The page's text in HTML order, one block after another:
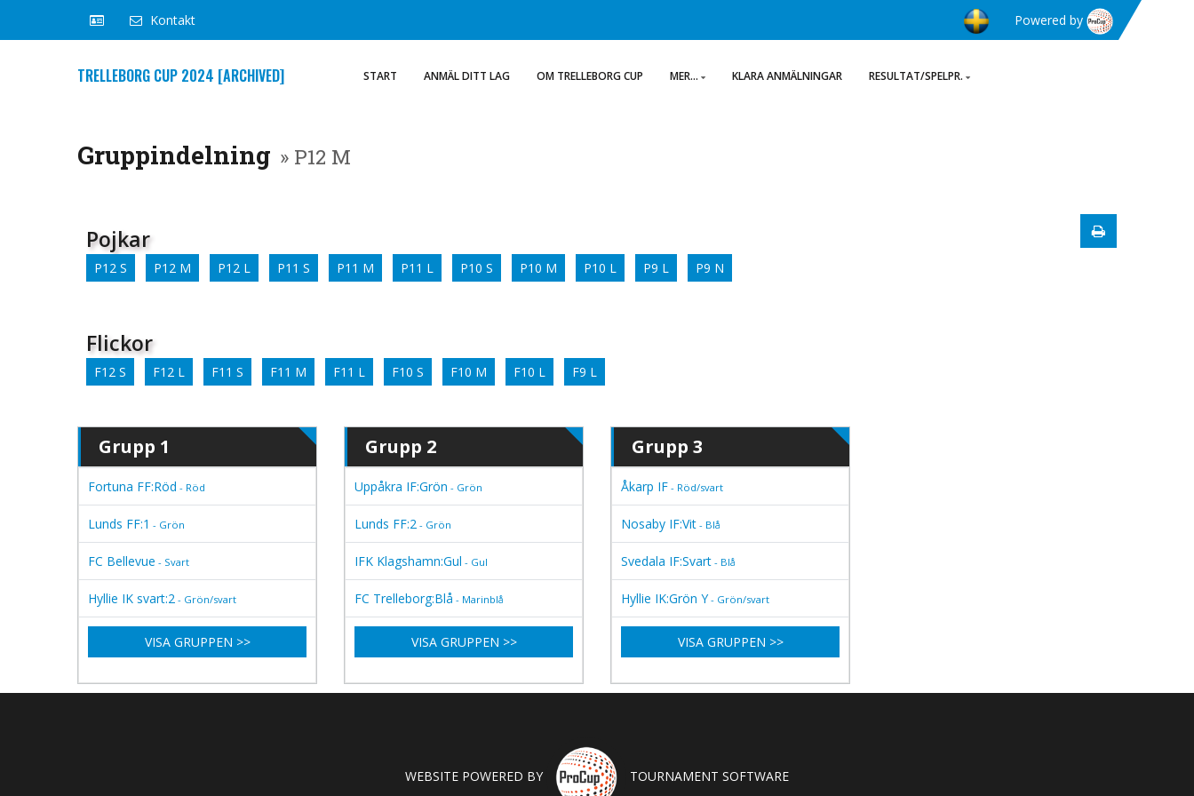
Kontakt Powered by
TRELLEBORG CUP 2024 [ARCHIVED] START ANMÄL DITT LAG OM TRELLEBORG CUP MER... KLARA ANMÄLNINGAR RESULTAT/SPELPR.
Gruppindelning » P12 M
Pojkar
P12 S P12 M P12 L P11 S P11 M P11 L P10 S P10 M P10 L P9 L P9 N
Flickor
F12 S F12 L F11 S F11 M F11 L F10 S F10 M F10 L F9 L
Grupp 1
Fortuna FF:Röd - Röd
Lunds FF:1 - Grön
FC Bellevue - Svart
Hyllie IK svart:2 - Grön/svart
VISA GRUPPEN >>
Grupp 2
Uppåkra IF:Grön - Grön
Lunds FF:2 - Grön
IFK Klagshamn:Gul - Gul
FC Trelleborg:Blå - Marinblå
VISA GRUPPEN >>
Grupp 3
Åkarp IF - Röd/svart
Nosaby IF:Vit - Blå
Svedala IF:Svart - Blå
Hyllie IK:Grön Y- Grön/svart
VISA GRUPPEN >>
WEBSITE POWERED BY TOURNAMENT SOFTWARE